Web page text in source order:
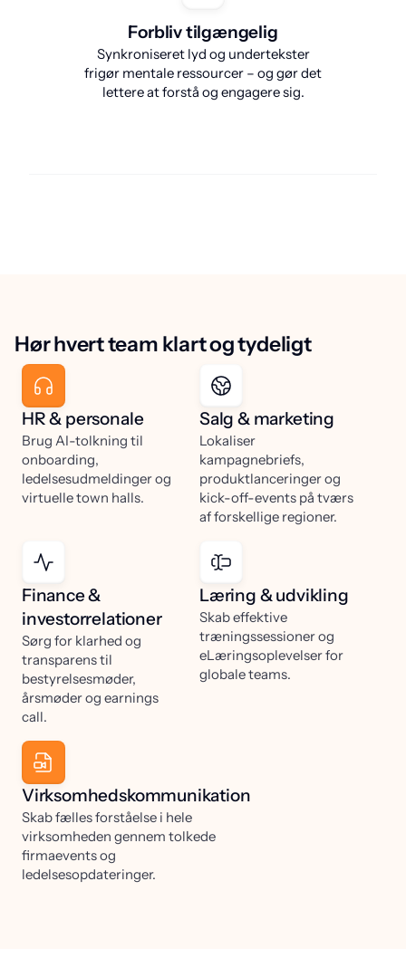
Forbliv tilgængelig
Synkroniseret lyd og undertekster
frigør mentale ressourcer – og gør det
lettere at forstå og engagere sig.
Hør hvert team klart og tydeligt
HR & personale
Brug AI-tolkning til
onboarding,
ledelsesudmeldinger og
virtuelle town halls.
Salg & marketing
Lokaliser
kampagnebriefs,
produktlanceringer og
kick-off-events på tværs
af forskellige regioner.
Finance &
investorrelationer
Sørg for klarhed og
transparens til
bestyrelsesmøder,
årsmøder og earnings
call.
Læring & udvikling
Skab effektive
træningssessioner og
eLæringsoplevelser for
globale teams.
Virksomhedskommunikation
Skab fælles forståelse i hele
virksomheden gennem tolkede
firmaevents og
ledelsesopdateringer.